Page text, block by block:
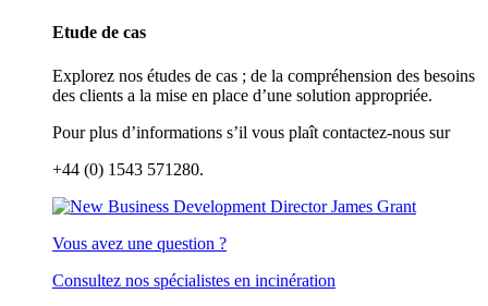
Etude de cas
Explorez nos études de cas ; de la compréhension des besoins
des clients a la mise en place d’une solution appropriée.
Pour plus d’informations s’il vous plaît contactez-nous sur
+44 (0) 1543 571280.
Vous avez une question ?
Consultez nos spécialistes en incinération